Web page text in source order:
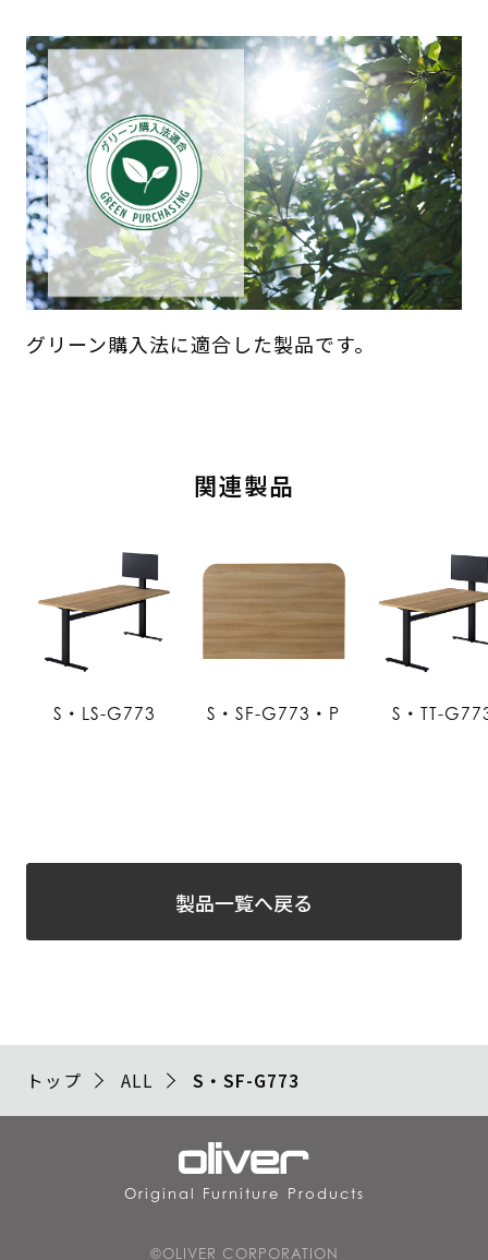
グリーン購入法に適合した製品です。
関連製品
S・LS-G773 S・SF-G773・P S・TT-
製品一覧へ戻る
トップ ALL S・SF-G773
Original Furniture Products
©OLIVER CORPORATION